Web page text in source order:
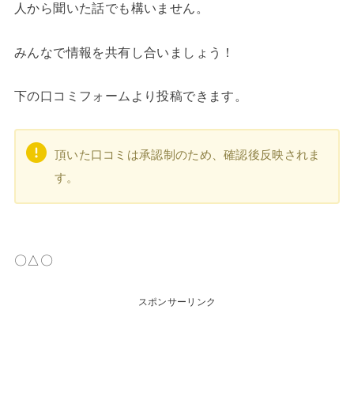
人から聞いた話でも構いません。
みんなで情報を共有し合いましょう！
下の口コミフォームより投稿できます。
頂いた口コミは承認制のため、確認後反映されま
す。
〇△〇
スポンサーリンク